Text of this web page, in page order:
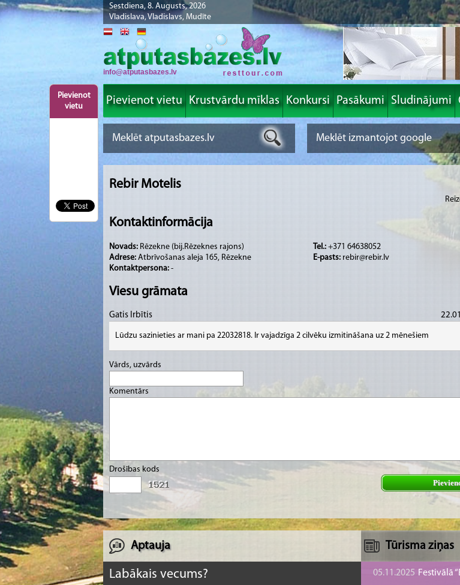
Sestdiena, 8. Augusts, 2026
Vladislava, Vladislavs, Mudīte
Pievienot
vietu
info@atputasbazes.lv
Pievienot vietu Krustvārdu mīklas Konkursi Pasākumi Sludinājumi
Rebir Motelis
Kontaktinformācija
Novads: Rēzekne (bij.Rēzeknes rajons)
Adrese: Atbrīvošanas aleja 165, Rēzekne
Kontaktpersona: -
Tel.: +371 64638052
E-pasts: rebir@rebir.lv
Viesu grāmata
Gatis Irbītis
Lūdzu sazinieties ar mani pa 22032818. Ir vajadzīga 2 cilvēku izmitināšana uz 2 mēnešiem
Vārds, uzvārds
Komentārs
Drošības kods
Aptauja
Labākais vecums?
Tūrisma ziņas
05.11.2025 Festivālā